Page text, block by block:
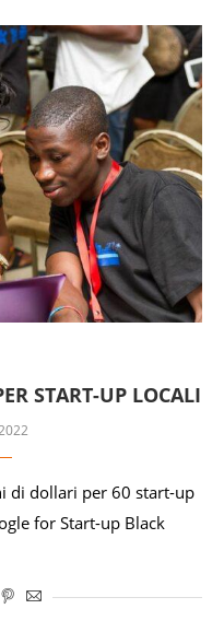
START-UP LOCALI
di dollari per 60 start-up
for Start-up Black